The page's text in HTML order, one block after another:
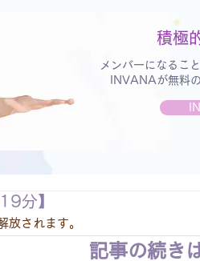
積極
メンバーになるこ
INVANAが無料
分】
放されます。
記事の続き